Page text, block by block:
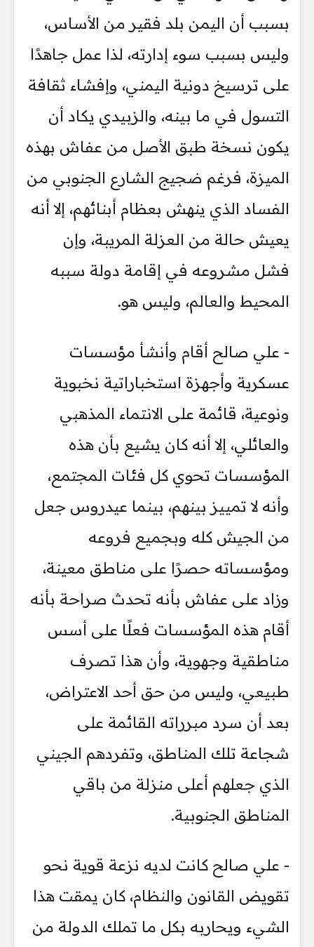
بسبب أن اليمن بلد فقير من الأساس،
وليس بسبب سوء إدارته، لذا عمل جاهدًا
على ترسيخ دونية اليمني، وإفشاء ثقافة
التسول في ما بينه، والزبيدي يكاد أن
يكون نسخة طبق الأصل من عفاش بهذه
الميزة، فرغم ضجيج الشارع الجنوبي من
الفساد الذي ينهش بعظام أبنائهم، إلا أنه
يعيش حالة من العزلة المريبة، وإن
فشل مشروعه في إقامة دولة سببه
المحيط والعالم، وليس هو.
- علي صالح أقام وأنشأ مؤسسات
عسكرية وأجهزة استخباراتية نخبوية
ونوعية، قائمة على الانتماء المذهبي
والعائلي، إلا أنه كان يشيع بأن هذه
المؤسسات تحوي كل فئات المجتمع،
وأنه لا تمييز بينهم، بينما عيدروس جعل
من الجيش كله وبجميع فروعه
ومؤسساته حصرًا على مناطق معينة،
وزاد على عفاش بأنه تحدث صراحة بأنه
أقام هذه المؤسسات فعلًا على أسس
مناطقية وجهوية، وأن هذا تصرف
طبيعي، وليس من حق أحد الاعتراض،
بعد أن سرد مبرراته القائمة على
شجاعة تلك المناطق، وتفردهم الجيني
الذي جعلهم أعلى منزلة من باقي
المناطق الجنوبية.
- علي صالح كانت لديه نزعة قوية نحو
تقويض القانون والنظام، كان يمقت هذا
الشيء ويحاربه بكل ما تملك الدولة من